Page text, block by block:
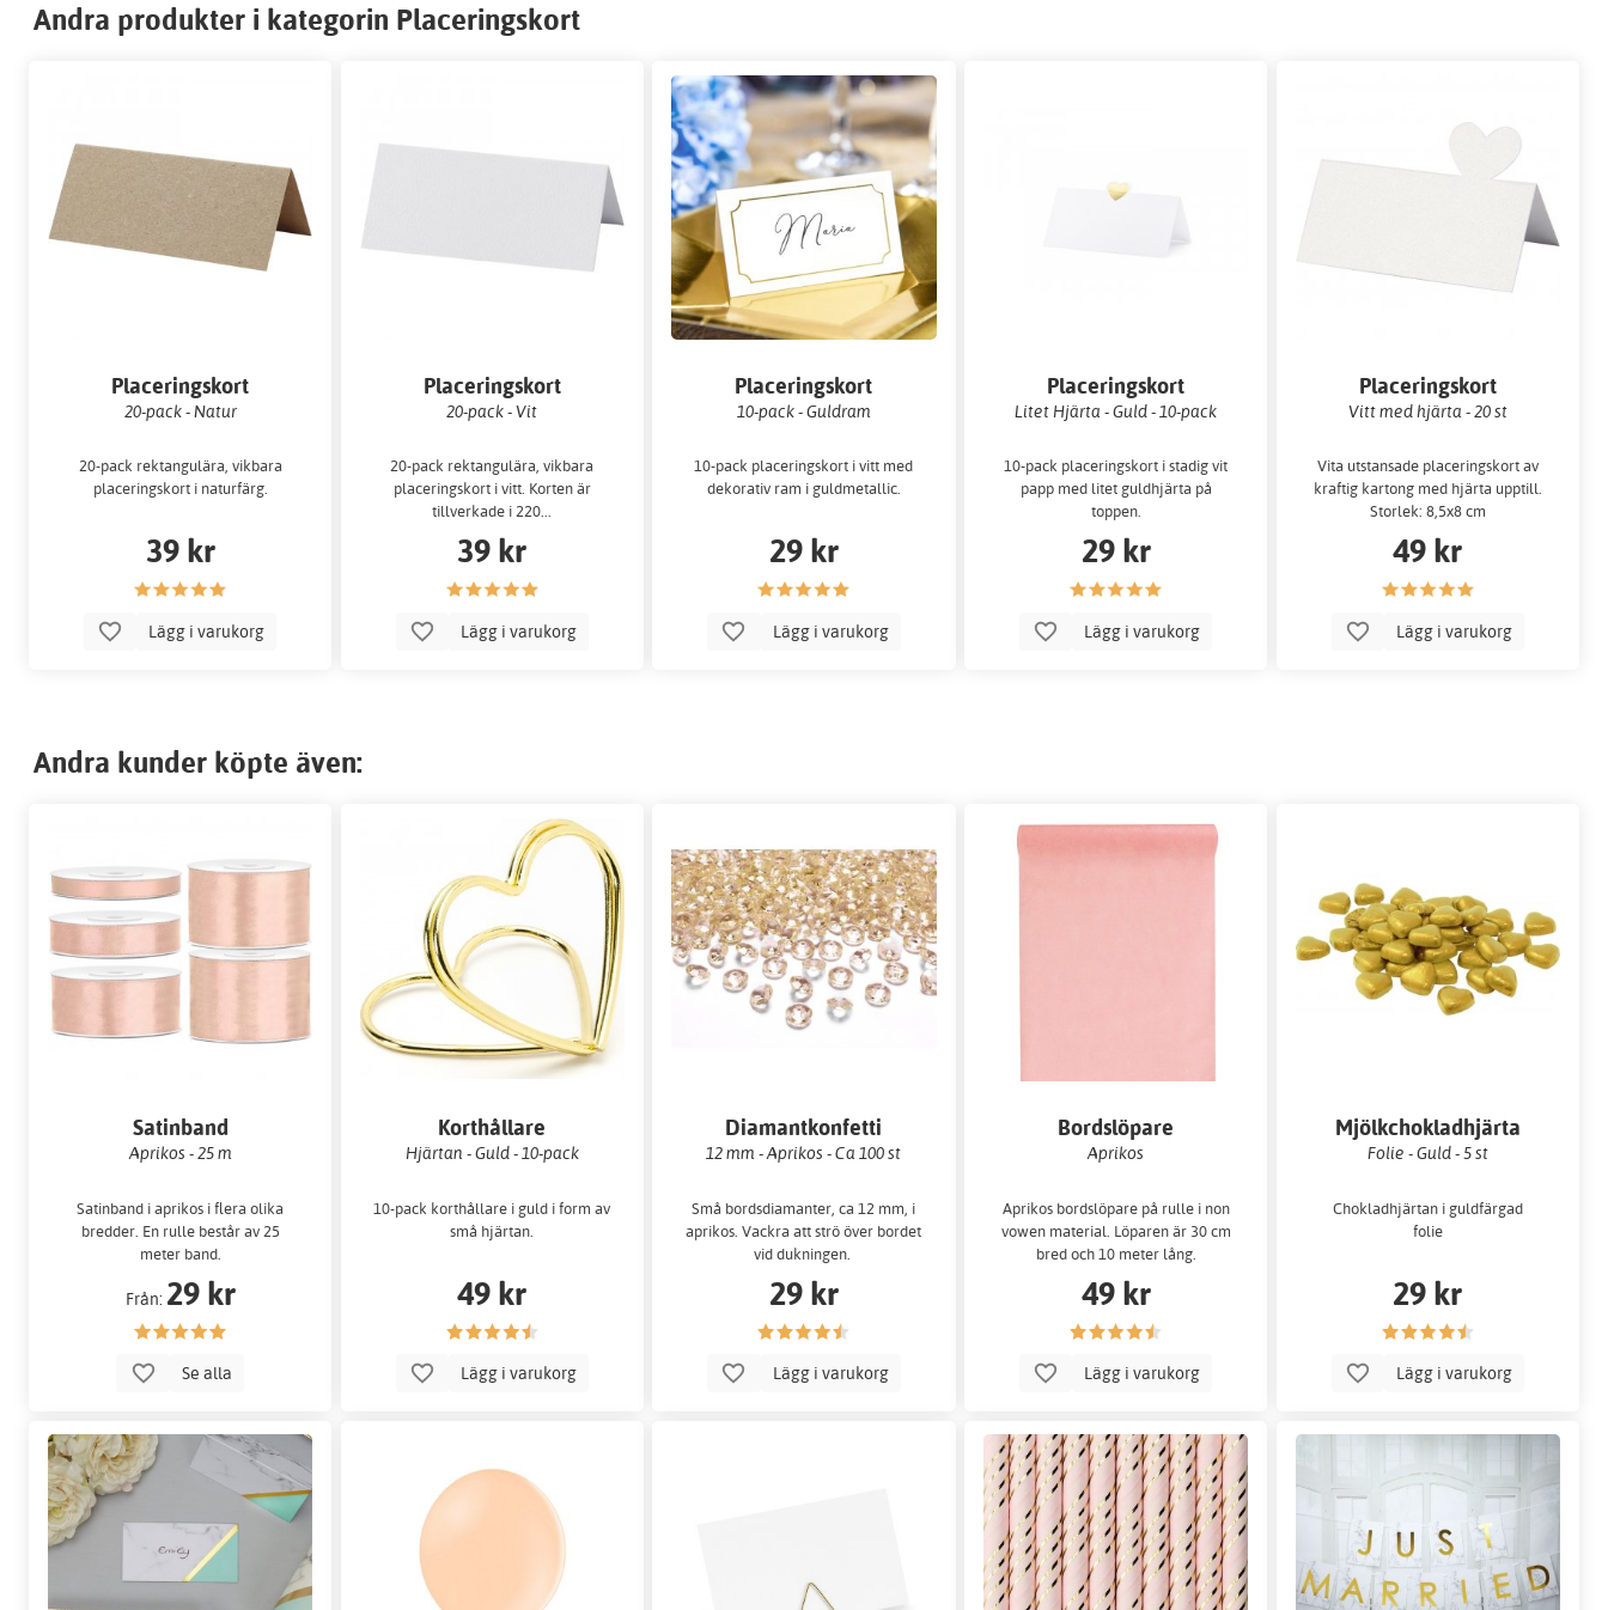
Andra produkter i kategorin Placeringskort
Placeringskort
20-pack - Natur
20-pack rektangulära, vikbara
placeringskort i naturfärg.
39 kr
Lägg i varukorg
Placeringskort
20-pack - Vit
20-pack rektangulära, vikbara
placeringskort i vitt. Korten är
tillverkade i 220...
39 kr
Lägg i varukorg
Placeringskort
10-pack - Guldram
10-pack placeringskort i vitt med
dekorativ ram i guldmetallic.
29 kr
Lägg i varukorg
Placeringskort
Litet Hjärta - Guld - 10-pack
10-pack placeringskort i stadig vit
papp med litet guldhjärta på
toppen.
29 kr
Lägg i varukorg
Placeringskort
Vitt med hjärta - 20 st
Vita utstansade placeringskort av
kraftig kartong med hjärta upptill.
Storlek: 8,5x8 cm
49 kr
Lägg i varukorg
Andra kunder köpte även:
Satinband
Aprikos - 25 m
Satinband i aprikos i flera olika
bredder. En rulle består av 25
meter band.
Från: 29 kr
Se alla
Korthållare
Hjärtan - Guld - 10-pack
10-pack korthållare i guld i form av
små hjärtan.
49 kr
Lägg i varukorg
Diamantkonfetti
12 mm - Aprikos - Ca 100 st
Små bordsdiamanter, ca 12 mm, i
aprikos. Vackra att strö över bordet
vid dukningen.
29 kr
Lägg i varukorg
Bordslöpare
Aprikos
Aprikos bordslöpare på rulle i non
vowen material. Löparen är 30 cm
bred och 10 meter lång.
49 kr
Lägg i varukorg
Mjölkchokladhjärta
Folie - Guld - 5 st
Chokladhjärtan i guldfärgad
folie
29 kr
Lägg i varukorg